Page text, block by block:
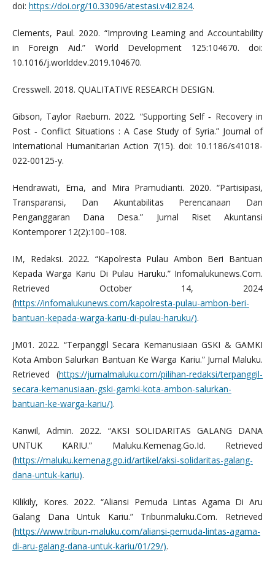
doi: https://doi.org/10.33096/atestasi.v4i2.824.
Clements, Paul. 2020. “Improving Learning and Accountability
in Foreign Aid.” World Development 125:104670. doi:
10.1016/j.worlddev.2019.104670.
Cresswell. 2018. QUALITATIVE RESEARCH DESIGN.
Gibson, Taylor Raeburn. 2022. “Supporting Self ‑ Recovery in
Post ‑ Conflict Situations : A Case Study of Syria.” Journal of
International Humanitarian Action 7(15). doi: 10.1186/s41018-
022-00125-y.
Hendrawati, Erna, and Mira Pramudianti. 2020. “Partisipasi,
Transparansi, Dan Akuntabilitas Perencanaan Dan
Penganggaran Dana Desa.” Jurnal Riset Akuntansi
Kontemporer 12(2):100–108.
IM, Redaksi. 2022. “Kapolresta Pulau Ambon Beri Bantuan
Kepada Warga Kariu Di Pulau Haruku.” Infomalukunews.Com.
Retrieved October 14, 2024
(https://infomalukunews.com/kapolresta-pulau-ambon-beri-
bantuan-kepada-warga-kariu-di-pulau-haruku/).
JM01. 2022. “Terpanggil Secara Kemanusiaan GSKI & GAMKI
Kota Ambon Salurkan Bantuan Ke Warga Kariu.” Jurnal Maluku.
Retrieved (https://jurnalmaluku.com/pilihan-redaksi/terpanggil-
secara-kemanusiaan-gski-gamki-kota-ambon-salurkan-
bantuan-ke-warga-kariu/).
Kanwil, Admin. 2022. “AKSI SOLIDARITAS GALANG DANA
UNTUK KARIU.” Maluku.Kemenag.Go.Id. Retrieved
(https://maluku.kemenag.go.id/artikel/aksi-solidaritas-galang-
dana-untuk-kariu).
Kilikily, Kores. 2022. “Aliansi Pemuda Lintas Agama Di Aru
Galang Dana Untuk Kariu.” Tribunmaluku.Com. Retrieved
(https://www.tribun-maluku.com/aliansi-pemuda-lintas-agama-
di-aru-galang-dana-untuk-kariu/01/29/).